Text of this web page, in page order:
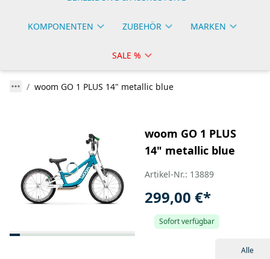
KOMPONENTEN ZUBEHÖR MARKEN
SALE %
woom GO 1 PLUS 14" metallic blue
woom GO 1 PLUS
14" metallic blue
Artikel-Nr.: 13889
299,00 €*
Sofort verfügbar
Alle